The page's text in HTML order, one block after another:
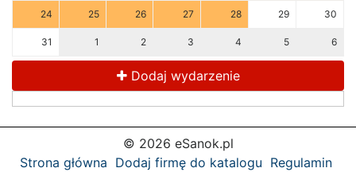
24 25 26 27 28 29 30
31 1 2 3 4 5 6
Dodaj wydarzenie
© 2026 eSanok.pl
Strona główna Dodaj firmę do katalogu Regulamin